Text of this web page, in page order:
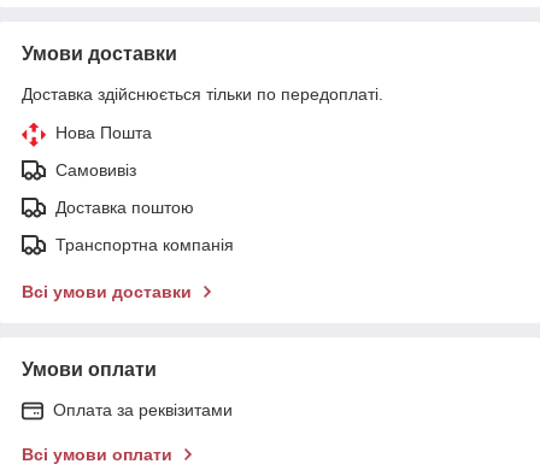
Умови доставки
Доставка здійснюється тільки по передоплаті.
Нова Пошта
Самовивіз
Доставка поштою
Транспортна компанія
Всі умови доставки
Умови оплати
Оплата за реквізитами
Всі умови оплати